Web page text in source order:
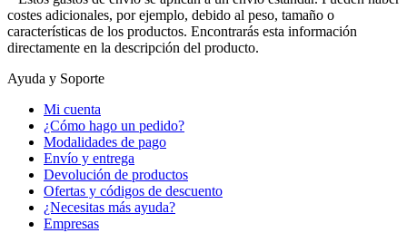
costes adicionales, por ejemplo, debido al peso, tamaño o
características de los productos. Encontrarás esta información
directamente en la descripción del producto.
Ayuda y Soporte
Mi cuenta
¿Cómo hago un pedido?
Modalidades de pago
Envío y entrega
Devolución de productos
Ofertas y códigos de descuento
¿Necesitas más ayuda?
Empresas